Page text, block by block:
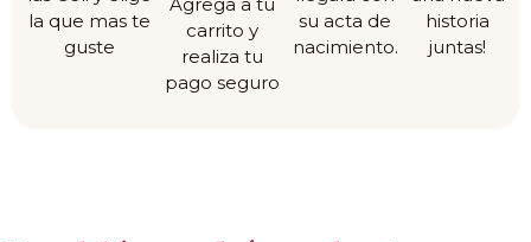
la que mas te
guste
Agrega a tu
carrito y
realiza tu
pago seguro
su acta de
nacimiento.
historia
juntas!